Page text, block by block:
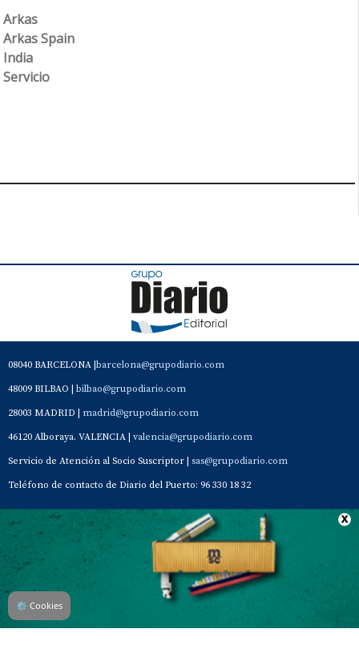
Arkas
Arkas Spain
India
Servicio
08040 BARCELONA | barcelona@grupodiario.com
48009 BILBAO | bilbao@grupodiario.com
28003 MADRID | madrid@grupodiario.com
46120 Alboraya. VALENCIA | valencia@grupodiario.com
Servicio de Atención al Socio Suscriptor | sas@grupodiario.com
Teléfono de contacto de Diario del Puerto: 96 330 18 32
Contacto Aviso Legal Quiénes somos Política de privacidad
⚙ Cookies